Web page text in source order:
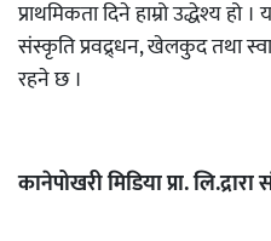
प्राथमिकता दिने हाम्रो उद्धेश्य हो
संस्कृति प्रवद्र्धन, खेलकुद तथा
रहने छ ।
कानेपोखरी मिडिया प्रा.